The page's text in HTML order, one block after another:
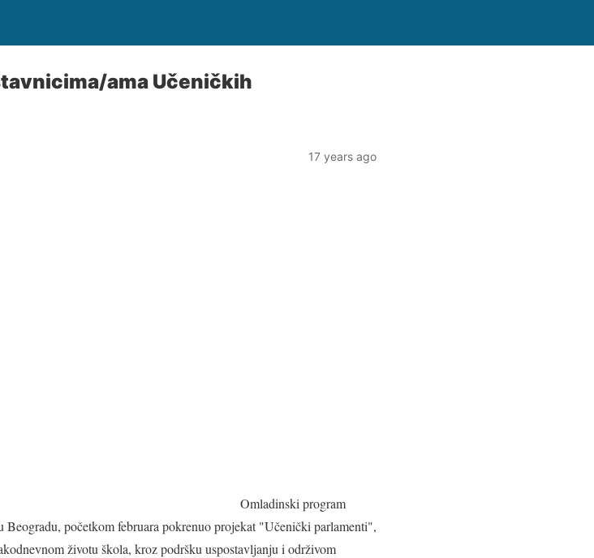
ama Učeničkih
17 years ago
Omladinski program
početkom februara pokrenuo projekat "Učenički parlamenti",
životu škola, kroz podršku uspostavljanju i održivom